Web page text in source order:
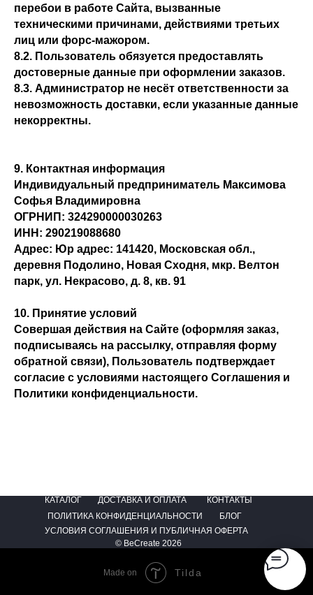
перебои в работе Сайта, вызванные
техническими причинами, действиями третьих
лиц или форс-мажором.
8.2. Пользователь обязуется предоставлять
достоверные данные при оформлении заказов.
8.3. Администратор не несёт ответственности за
невозможность доставки, если указанные данные
некорректны.
9. Контактная информация
Индивидуальный предприниматель Максимова
Софья Владимировна
ОГРНИП: 324290000030263
ИНН: 290219088680
Адрес: Юр адрес: 141420, Московская обл.,
деревня Подолино, Новая Сходня, мкр. Велтон
парк, ул. Некрасово, д. 8, кв. 91
10. Принятие условий
Совершая действия на Сайте (оформляя заказ,
подписываясь на рассылку, отправляя форму
обратной связи), Пользователь подтверждает
согласие с условиями настоящего Соглашения и
Политики конфиденциальности.
КАТАЛОГ
© BeCreate 2026
ДОСТАВКА И ОПЛАТА
КОНТАКТЫ
ПОЛИТИКА КОНФИДЕНЦИАЛЬНОСТИ
БЛОГ
УСЛОВИЯ СОГЛАШЕНИЯ И ПУБЛИЧНАЯ ОФЕРТА
Made on Tilda